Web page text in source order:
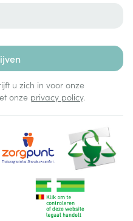
u zich in voor onze
onze privacy policy.